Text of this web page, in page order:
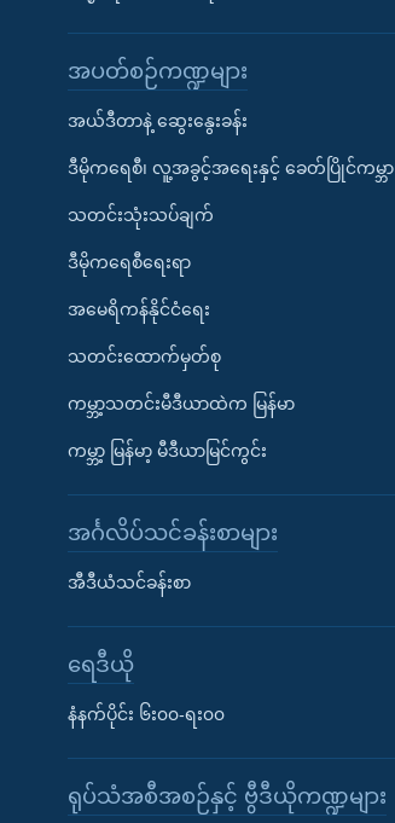
အပတ်စဉ်ကဏ္ဍများ
အယ်ဒီတာနဲ့ ဆွေးနွေးခန်း
ဒီမိုကရေစီ၊ လူ့အခွင့်အရေးနှင့် ခေတ်ပြိုင်ကမ္ဘာ
သတင်းသုံးသပ်ချက်
ဒီမိုကရေစီရေးရာ
အမေရိကန်နိုင်ငံရေး
သတင်းထောက်မှတ်စု
ကမ္ဘာ့သတင်းမီဒီယာထဲက မြန်မာ
ကမ္ဘာ့ မြန်မာ့ မီဒီယာမြင်ကွင်း
အင်္ဂလိပ်သင်ခန်းစာများ
အီဒီယံသင်ခန်းစာ
ရေဒီယို
နံနက်ပိုင်း ၆း၀၀-ရး၀၀
ရုပ်သံအစီအစဉ်နှင့် ဗွီဒီယိုကဏ္ဍများ